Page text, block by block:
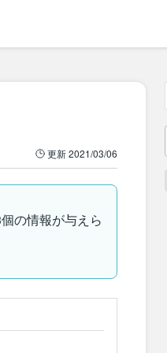
更新2021/03/06
の情報が与えら